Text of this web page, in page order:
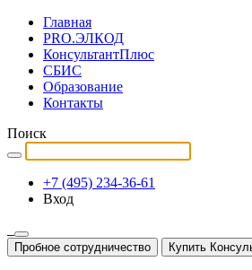
Главная
PRO.ЭЛКОД
КонсультантПлюс
СБИС
Образование
Контакты
Поиск
+7 (495) 234-36-61
Вход
Пробное сотрудничество Купить